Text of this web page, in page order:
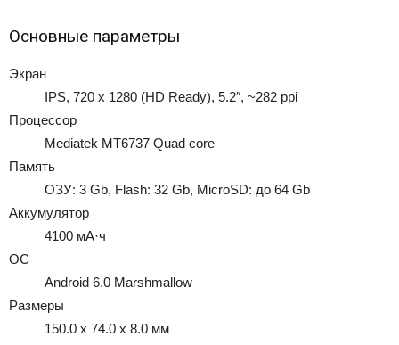
Основные параметры
Экран
IPS, 720 x 1280 (HD Ready), 5.2″, ~282 ppi
Процессор
Mediatek MT6737 Quad core
Память
ОЗУ: 3 Gb, Flash: 32 Gb, MicroSD: до 64 Gb
Аккумулятор
4100 мА·ч
ОС
Android 6.0 Marshmallow
Размеры
150.0 x 74.0 x 8.0 мм